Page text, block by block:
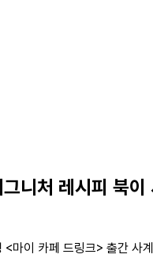
니처 레시피 북이
마이 카페 드링크> 출간 사